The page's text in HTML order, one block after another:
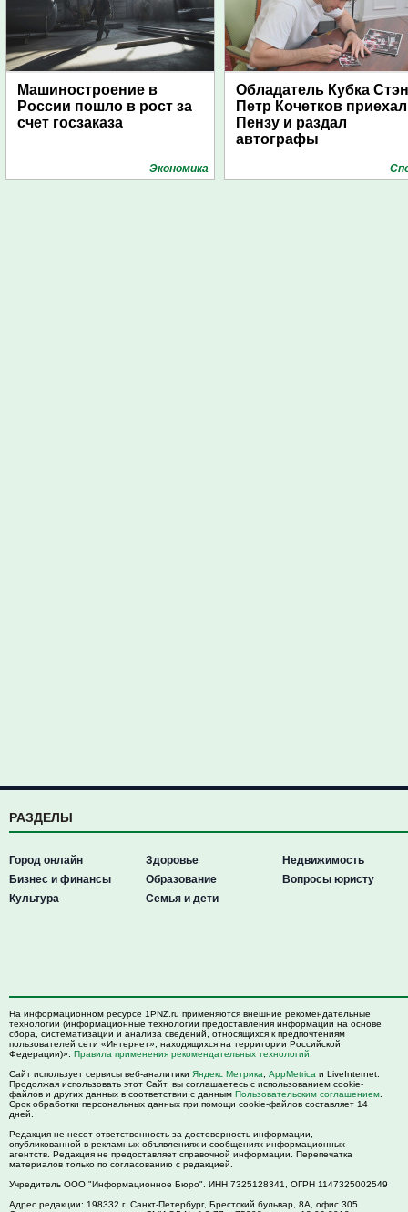
Машиностроение в
России пошло в рост за
счет госзаказа
Экономика
Обладатель Кубка
Петр Кочетков
Пензу и раздал
автографы
РАЗДЕЛЫ
Город онлайн
Бизнес и финансы
Культура
Здоровье
Образование
Семья и дети
Недвижимость
Вопросы юристу
На информационном ресурсе 1PNZ.ru применяются внешние рекомендательные
технологии (информационные технологии предоставления информации на основе
сбора, систематизации и анализа сведений, относящихся к предпочтениям
пользователей сети «Интернет», находящихся на территории Российской
Федерации)». Правила применения рекомендательных технологий
Сайт использует сервисы веб-аналитики Яндекс Метрика AppMetrica и LiveInternet.
Продолжая использовать этот Сайт, вы соглашаетесь с использованием cookie-
файлов и других данных в соответствии с данным Пользовательским соглашением
Срок обработки персональных данных при помощи cookie-файлов составляет 14
дней.
Редакция не несет ответственность за достоверность информации,
опубликованной в рекламных объявлениях и сообщениях информационных
агентств. Редакция не предоставляет справочной информации. Перепечатка
материалов только по согласованию с редакцией.
Учредитель ООО "Информационное Бюро". ИНН 7325128341, ОГРН 1147325002549
Адрес редакции: 198332 г. Санкт-Петербург, Брестский бульвар, 8А, офис 305